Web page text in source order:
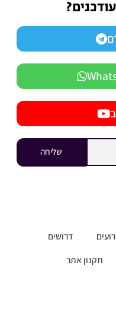
שליחה
דרושים
תקנון אתר